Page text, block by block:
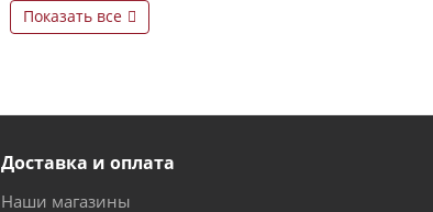
Показать все
Доставка и оплата
Наши магазины